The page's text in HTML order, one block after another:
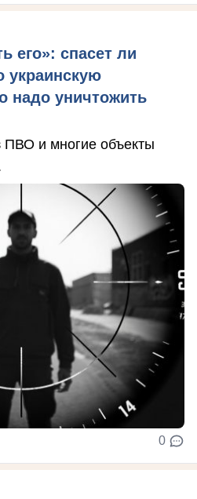
его»: спасет ли
украинскую
надо уничтожить
ПВО и многие объекты
0